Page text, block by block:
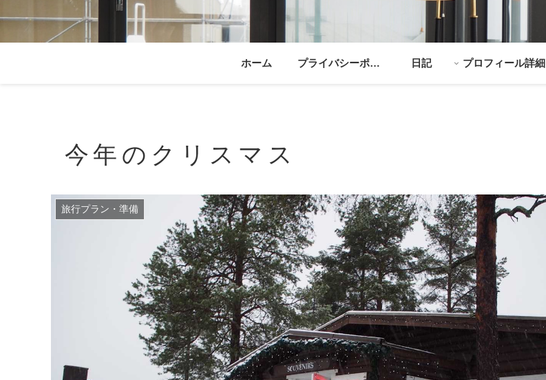
ホーム プライバシーポリ 日記 プロフィール詳細
今年のクリスマス
旅行プラン・準備